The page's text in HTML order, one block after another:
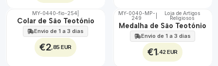
🇵🇹
100%
MY-0440-fio-254
Colar de São Teotónio
Envio de 1 a 3 dias
€2 ,85 EUR
🇵🇹
100%
MY-0040-MP-
249
Loja de Artigos
Religiosos
Medalha de São Teotónio
Envio de 1 a 3 dias
€1 ,42 EUR